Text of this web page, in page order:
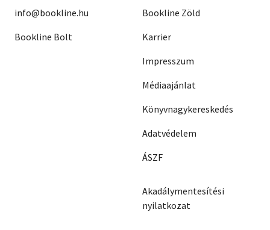
info@bookline.hu
Bookline Bolt
Bookline Zöld
Karrier
Impresszum
Médiaajánlat
Könyvnagykereskedés
Adatvédelem
ÁSZF
Akadálymentesítési
nyilatkozat